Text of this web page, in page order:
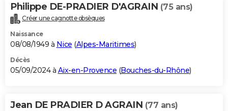
Dictionnaire
Biographies
Citations
Expressions
Proverbes
PROGRAMME TV
COPAINS D'AVANT
S'inscrire
Se connecter
Lycées
Collèges
Primaires
Universités
Entreprises
Service militaire
Avis de recherche
AVIS DE DÉCÈS
Philippe DE-PRADIER D'AGRAIN (75 ans)
Créer une cagnotte obsèques
Naissance
08/08/1949 à Nice (Alpes-Maritimes)
Décès
05/09/2024 à Aix-en-Provence (Bouches-du-Rhône)
Jean DE PRADIER D AGRAIN (77 ans)